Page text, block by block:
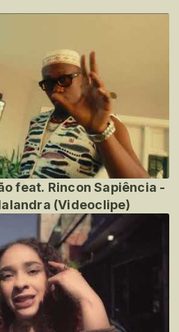
feat. Rincon Sapiência -
(Videoclipe)